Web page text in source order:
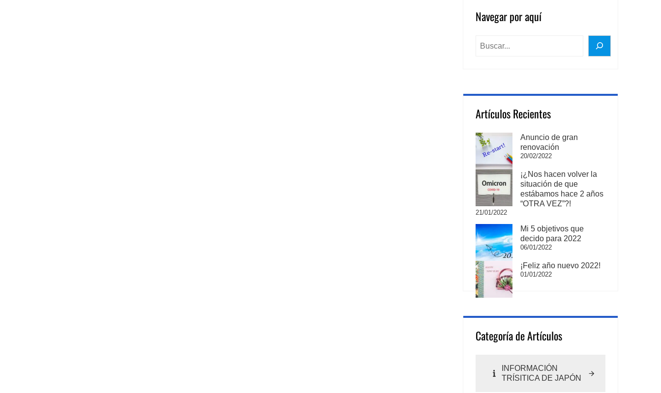
Navegar por aquí
Artículos Recientes
Anuncio de gran
renovación
20/02/2022
¡¿Nos hacen volver la
situación de que
estábamos hace 2 años
“OTRA VEZ”?!
21/01/2022
Mi 5 objetivos que
decido para 2022
06/01/2022
¡Feliz año nuevo 2022!
01/01/2022
Categoría de Artículos
INFORMACIÓN
TRÍSITICA DE JAPÓN